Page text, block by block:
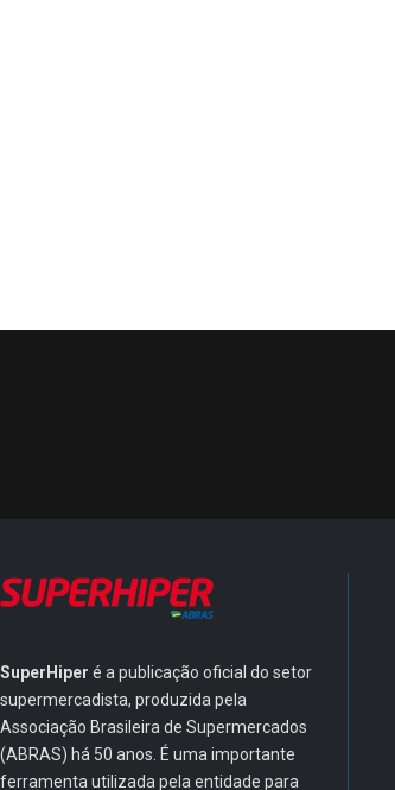
SuperHiper é a publicação oficial do setor
supermercadista, produzida pela
Associação Brasileira de Supermercados
(ABRAS) há 50 anos. É uma importante
ferramenta utilizada pela entidade para